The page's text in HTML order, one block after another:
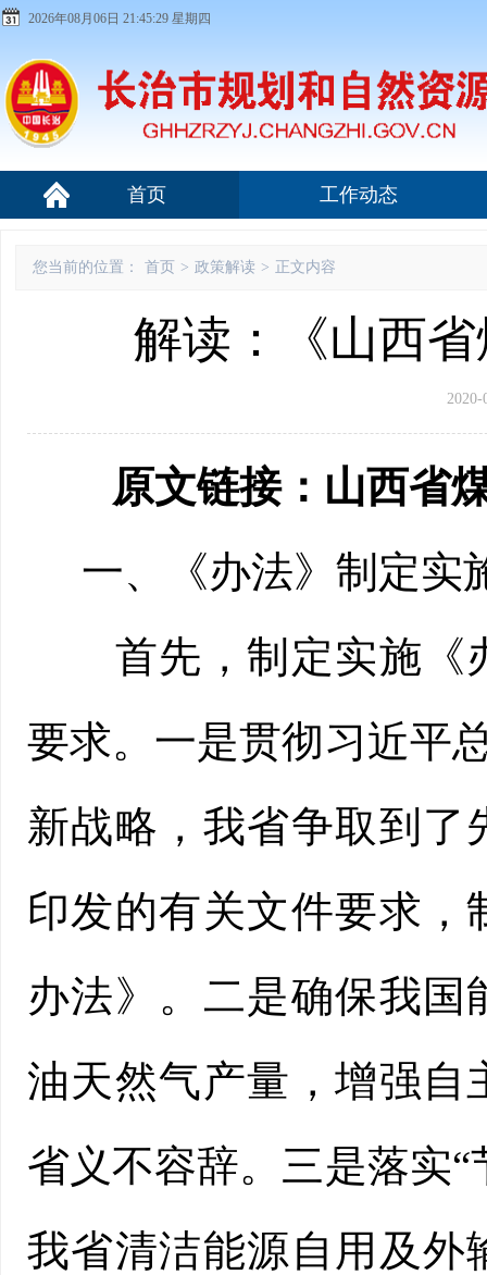
2026年08月06日 21:45:29 星期四
首页 工作动态
您当前的位置： 首页 > 政策解读 > 正文内容
解读：《山西
2020-
原文链接： 山西省
一、《办法》制定实
首先，制定实施《
要求。一是贯彻习近平
新战略，我省争取到了
印发的有关文件要求，
办法》。二是确保我
油天然气产量，增强自
省义不容辞。三是落实
我省清洁能源自用及外